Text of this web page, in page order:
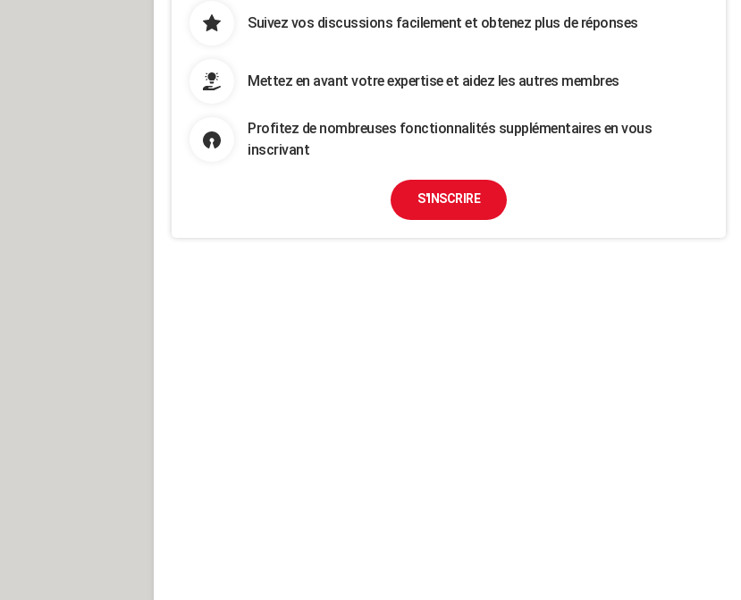
Suivez vos discussions facilement et obtenez plus de réponses
Mettez en avant votre expertise et aidez les autres membres
Profitez de nombreuses fonctionnalités supplémentaires en vous
inscrivant
S'INSCRIRE